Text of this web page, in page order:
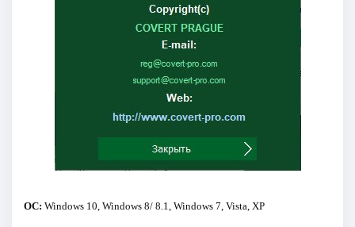
ОС: Windows 10, Windows 8/ 8.1, Windows 7, Vista, XP